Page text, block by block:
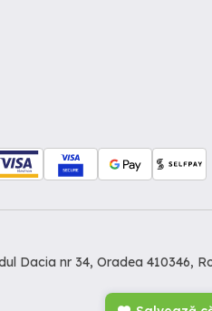
Dacia nr 34, Oradea 410346,